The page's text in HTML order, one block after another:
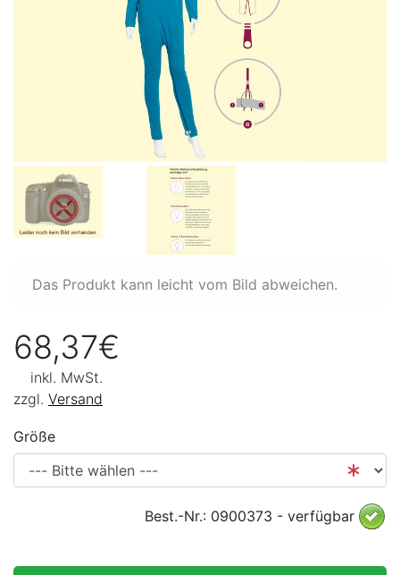
Das Produkt kann leicht vom Bild abweichen.
68,37€
inkl. MwSt.
zzgl. Versand
Größe
Best.-Nr.: 0900373 - verfügbar